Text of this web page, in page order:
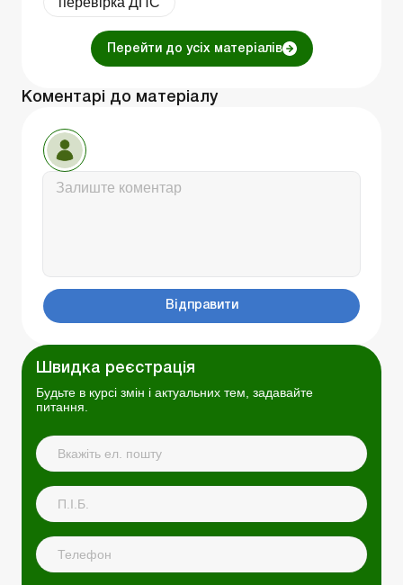
Перейти до усіх матеріалів
Коментарі до матеріалу
Відправити
Швидка реєстрація
Будьте в курсі змін і актуальних тем, задавайте
питання.